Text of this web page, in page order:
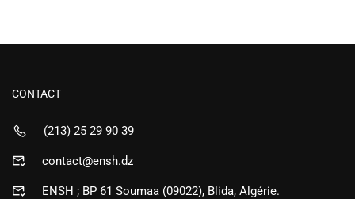
CONTACT
(213) 25 29 90 39
contact@ensh.dz
ENSH ; BP 61 Soumaa (09022), Blida, Algérie.